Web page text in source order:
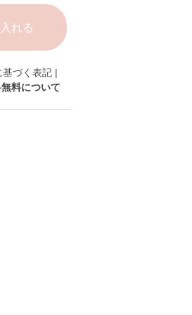
れる
基づく表記 |
料について